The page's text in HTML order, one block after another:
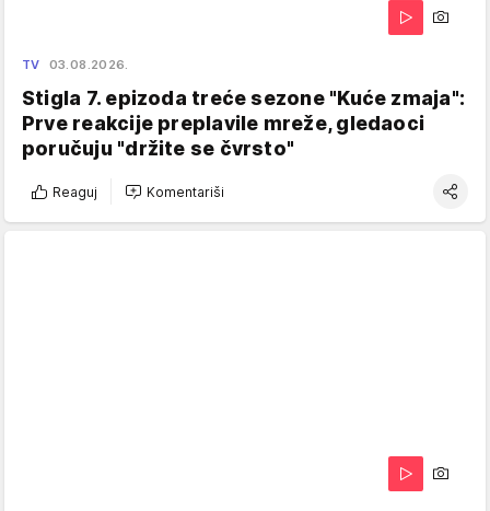
TV 03.08.2026.
Stigla 7. epizoda treće sezone "Kuće zmaja":
Prve reakcije preplavile mreže, gledaoci
poručuju "držite se čvrsto"
Reaguj Komentariši